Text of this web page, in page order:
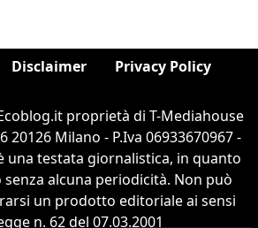
Disclaimer Privacy Policy
proprietà di T-Mediahouse
20126 Milano - P.Iva 06933670967 -
una testata giornalistica, in quanto
alcuna periodicità. Non può
un prodotto editoriale ai sensi
n. 62 del 07.03.2001